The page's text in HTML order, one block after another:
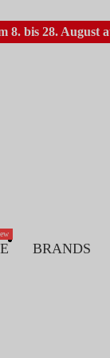
8. bis 28. August
BRANDS